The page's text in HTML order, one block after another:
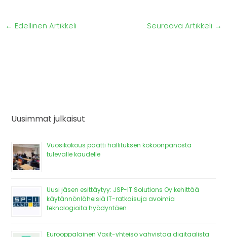
← Edellinen Artikkeli Seuraava Artikkeli →
Uusimmat julkaisut
Vuosikokous päätti hallituksen kokoonpanosta
tulevalle kaudelle
Uusi jäsen esittäytyy: JSP-IT Solutions Oy kehittää
käytännönläheisiä IT-ratkaisuja avoimia
teknologioita hyödyntäen
Eurooppalainen Voxit-yhteisö vahvistaa digitaalista